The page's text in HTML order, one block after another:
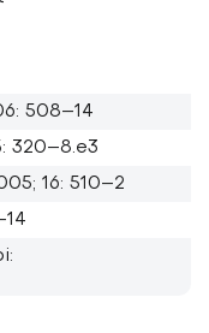
508–14
320–8.e3
16: 510–2